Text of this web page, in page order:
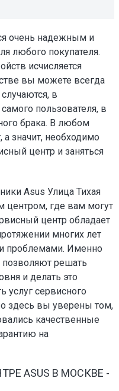
очень надежным и
любого покупателя.
исчисляется
вы можете всегда
в
пользователя, в
брака. В любом
а значит, необходимо
центр и заняться
Asus Улица Тихая
центром, где вам могут
центр обладает
многих лет
проблемами. Именно
позволяют решать
и делать это
услуг сервисного
здесь вы уверены том,
качественные
на
ASUS В МОСКВЕ -